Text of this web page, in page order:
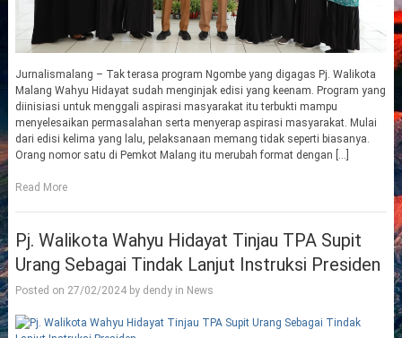
Jurnalismalang – Tak terasa program Ngombe yang digagas Pj. Walikota
Malang Wahyu Hidayat sudah menginjak edisi yang keenam. Program yang
diinisiasi untuk menggali aspirasi masyarakat itu terbukti mampu
menyelesaikan permasalahan serta menyerap aspirasi masyarakat. Mulai
dari edisi kelima yang lalu, pelaksanaan memang tidak seperti biasanya.
Orang nomor satu di Pemkot Malang itu merubah format dengan […]
Read More
Pj. Walikota Wahyu Hidayat Tinjau TPA Supit
Urang Sebagai Tindak Lanjut Instruksi Presiden
Posted on 27/02/2024by dendyin News